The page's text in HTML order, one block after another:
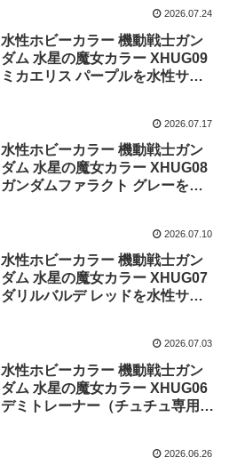
2026.07.24
水性ホビーカラー 機動戦士ガン
ダム 水星の魔女カラー XHUG09
ミカエリス パープルを水性サー
2026.07.17
水性ホビーカラー 機動戦士ガン
ダム 水星の魔女カラー XHUG08
ガンダムファラクト グレーを水
2026.07.10
水性ホビーカラー 機動戦士ガン
ダム 水星の魔女カラー XHUG07
ダリルバルデ レッドを水性サー
2026.07.03
水性ホビーカラー 機動戦士ガン
ダム 水星の魔女カラー XHUG06
デミトレーナー（チュチュ専用
2026.06.26